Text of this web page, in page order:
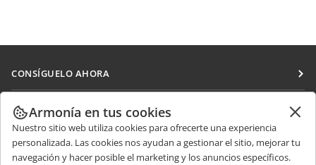
CONSÍGUELO AHORA
Docs
DocSpace
Workspace
COLABORAR
Para colaboradores
Para traductores
RECIBIR NOTICIAS
Armonía en tus cookies
Nuestro sitio web utiliza cookies para ofrecerte una experiencia
personalizada. Las cookies nos ayudan a gestionar el sitio, mejorar tu
navegación y hacer posible el marketing y los anuncios específicos.